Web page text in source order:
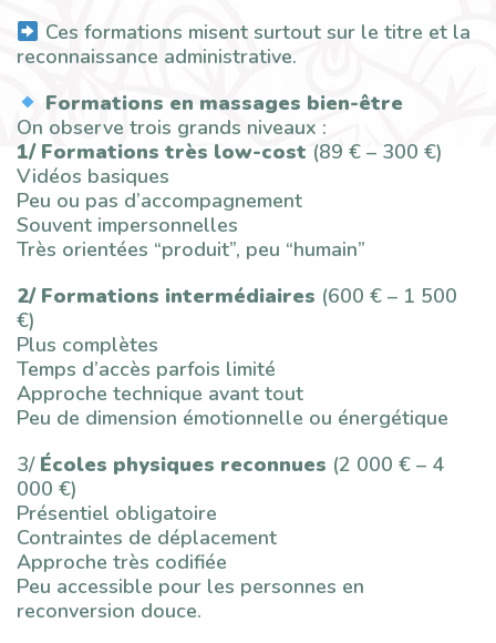
Ces formations misent surtout sur le titre et la
reconnaissance administrative.
Formations en massages bien-être
On observe trois grands niveaux :
1/ Formations très low-cost (89 € – 300 €)
Vidéos basiques
Peu ou pas d’accompagnement
Souvent impersonnelles
Très orientées “produit”, peu “humain”
2/ Formations intermédiaires (600 € – 1 500
€)
Plus complètes
Temps d’accès parfois limité
Approche technique avant tout
Peu de dimension émotionnelle ou énergétique
3/ Écoles physiques reconnues (2 000 € – 4
000 €)
Présentiel obligatoire
Contraintes de déplacement
Approche très codifiée
Peu accessible pour les personnes en
reconversion douce.